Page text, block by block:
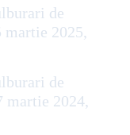
de
martie 2025,
de
martie 2024,